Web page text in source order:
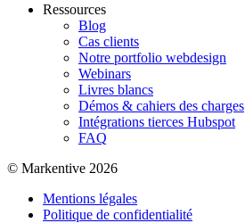
Ressources
Blog
Cas clients
Notre portfolio webdesign
Webinars
Livres blancs
Démos & cahiers des charges
Intégrations tierces Hubspot
FAQ
© Markentive 2026
Mentions légales
Politique de confidentialité